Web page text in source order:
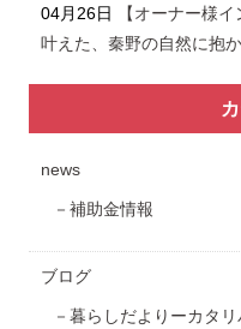
04月26日
【オーナー様
叶えた、秦野の自然に抱
news
補助金情報
ブログ
暮らしだよりーカタリ